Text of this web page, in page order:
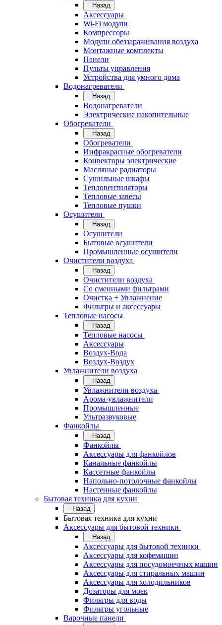
Назад
Аксессуары
Wi-Fi модули
Компрессоры
Модули обеззараживания воздуха
Монтажные комплекты
Панели
Пульты управления
Устройства для умного дома
Водонагреватели
Назад
Водонагреватели
Электрические накопительные
Обогреватели
Назад
Обогреватели
Инфракрасные обогреватели
Конвекторы электрические
Масляные радиаторы
Сушильные шкафы
Тепловентиляторы
Тепловые завесы
Тепловые пушки
Осушители
Назад
Осушители
Бытовые осушители
Промышленные осушители
Очистители воздуха
Назад
Очистители воздуха
Cо сменными фильтрами
Очистка + Увлажнение
Фильтры и аксессуары
Тепловые насосы
Назад
Тепловые насосы
Аксессуары
Воздух-Вода
Воздух-Воздух
Увлажнители воздуха
Назад
Увлажнители воздуха
Арома-увлажнители
Промышленные
Ультразвуковые
Фанкойлы
Назад
Фанкойлы
Аксессуары для фанкойлов
Канальные фанкойлы
Кассетные фанкойлы
Напольно-потолочные фанкойлы
Настенные фанкойлы
Бытовая техника для кухни
Назад
Бытовая техника для кухни
Аксессуары для бытовой техники
Назад
Аксессуары для бытовой техники
Аксессуары для кофемашин
Аксессуары для посудомоечных машин
Аксессуары для стиральных машин
Аксессуары для холодильников
Дозаторы для моек
Фильтры для воды
Фильтры угольные
Варочные панели